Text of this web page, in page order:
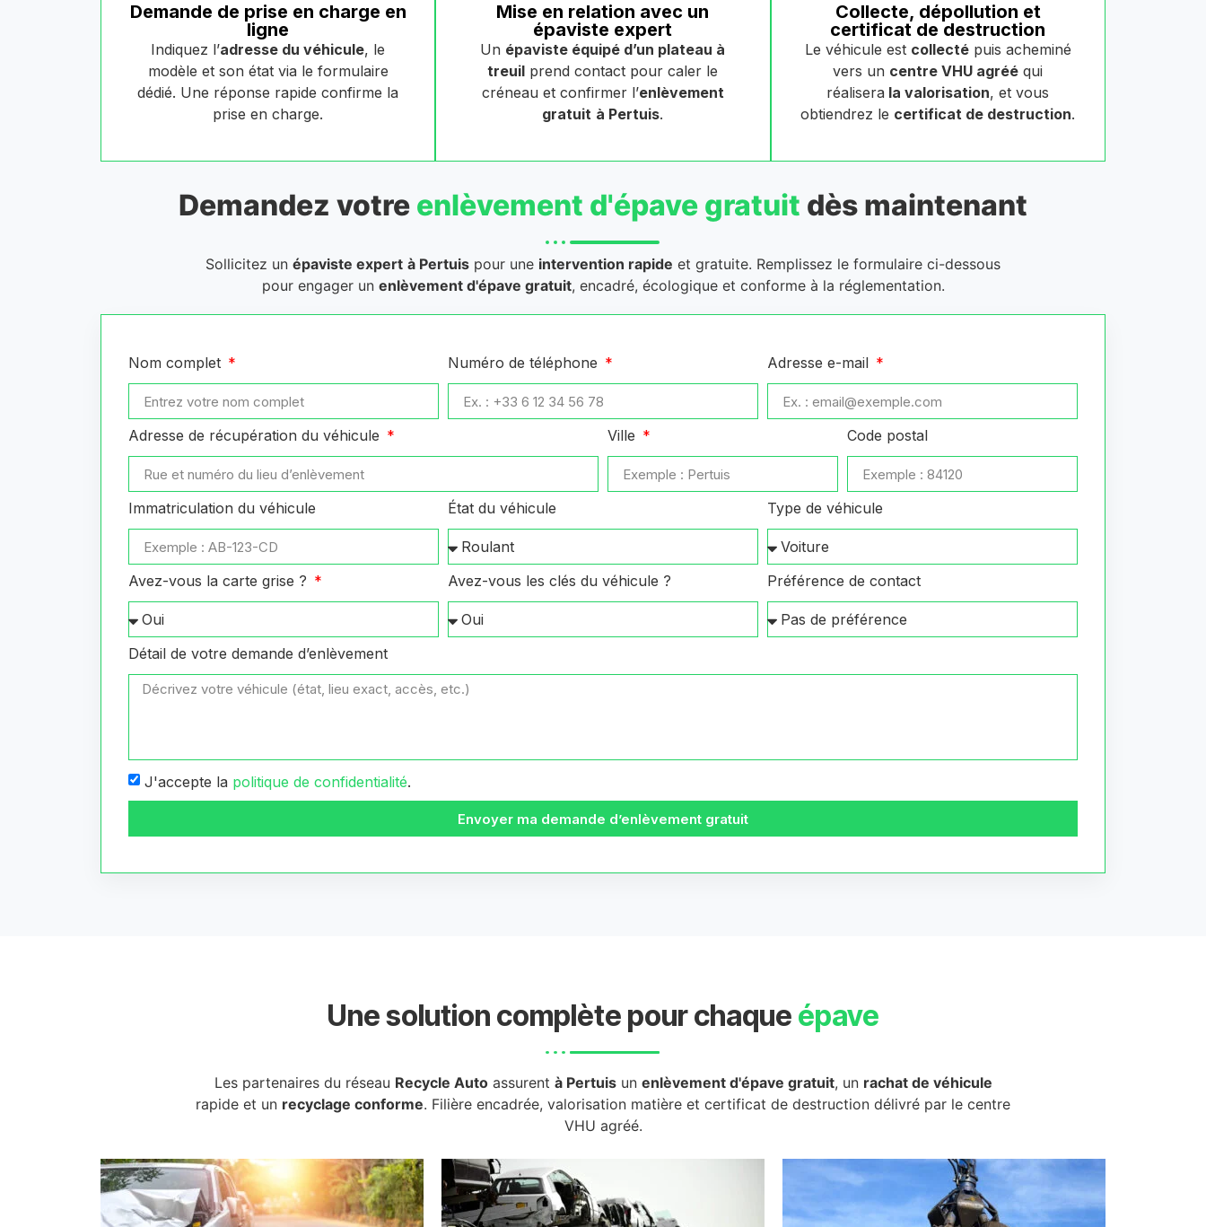
Demande de prise en charge en
ligne
Indiquez l’adresse du véhicule, le
modèle et son état via le formulaire
dédié. Une réponse rapide confirme la
prise en charge.
Mise en relation avec un
épaviste expert
Un épaviste équipé d’un plateau à
treuil prend contact pour caler le
créneau et confirmer l’enlèvement
gratuit à Pertuis.
Collecte, dépollution et
certificat de destruction
Le véhicule est collectépuis acheminé
vers un centre VHU agréé qui
réalisera la valorisation, et vous
obtiendrez le certificat de destruction.
Demandez votre enlèvement d'épave gratuit dès maintenant
Sollicitez un épaviste expert à Pertuis pour une intervention rapide et gratuite. Remplissez le formulaire ci-dessous
pour engager un enlèvement d'épave gratuit, encadré, écologique et conforme à la réglementation.
Nom complet Numéro de téléphone Adresse e-mail
Adresse de récupération du véhicule Ville Code postal
Immatriculation du véhicule État du véhicule Type de véhicule
Avez-vous la carte grise ? Avez-vous les clés du véhicule ? Préférence de contact
Détail de votre demande d’enlèvement
J'accepte la politique de confidentialité.
Envoyer ma demande d’enlèvement gratuit
Une solution complète pour chaque épave
Les partenaires du réseau Recycle Autoassurent à Pertuisun enlèvement d'épave gratuit, un rachat de véhicule
rapide et un recyclage conforme. Filière encadrée, valorisation matière et certificat de destruction délivré par le centre
VHU agréé.